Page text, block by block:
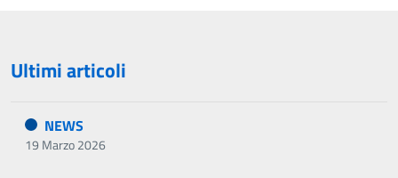
Ultimi articoli
NEWS
19 Marzo 2026